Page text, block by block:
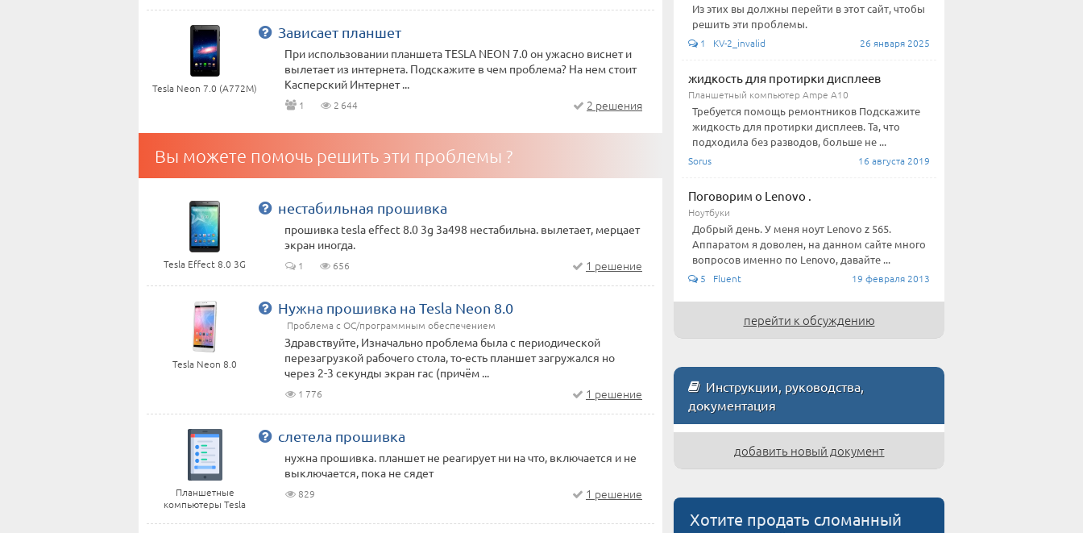
Tesla Neon 7.0 (A772M)
Зависает планшет
При использовании планшета TESLA NEON 7.0 он ужасно виснет и
вылетает из интернета. Подскажите в чем проблема? На нем стоит
Касперский Интернет ...
1 2 644 2 решения
Вы можете помочь решить эти проблемы ?
Tesla Effect 8.0 3G
нестабильная прошивка
прошивка tesla effect 8.0 3g 3a498 нестабильна. вылетает, мерцает
экран иногда.
1 656 1 решение
Tesla Neon 8.0
Нужна прошивка на Tesla Neon 8.0
Проблема с ОС/программным обеспечением
Здравствуйте, Изначально проблема была с периодической
перезагрузкой рабочего стола, то-есть планшет загружался но
через 2-3 секунды экран гас (причём ...
1 776 1 решение
Планшетные
компьютеры Tesla
слетела прошивка
нужна прошивка. планшет не реагирует ни на что, включается и не
выключается, пока не сядет
829 1 решение
Из этих вы должны перейти в этот сайт, чтобы
решить эти проблемы.
1 KV-2_invalid 26 января 2025
жидкость для протирки дисплеев
Планшетный компьютер Ampe A10
Требуется помощь ремонтников Подскажите
жидкость для протирки дисплеев. Та, что
подходила без разводов, больше не ...
Sorus 16 августа 2019
Поговорим о Lenovo .
Ноутбуки
Добрый день. У меня ноут Lenovo z 565.
Аппаратом я доволен, на данном сайте много
вопросов именно по Lenovo, давайте ...
5 Fluent 19 февраля 2013
перейти к обсуждению
Инструкции, руководства,
документация
добавить новый документ
Хотите продать сломанный